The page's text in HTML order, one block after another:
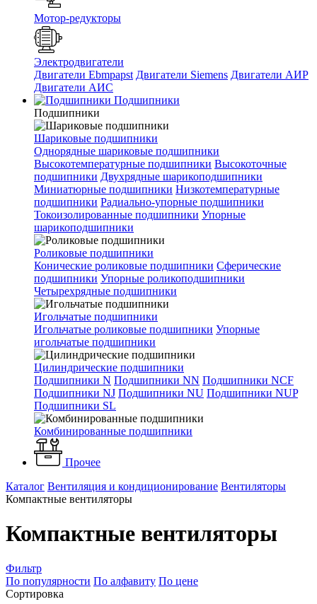
Мотор-редукторы
Электродвигатели
Двигатели Ebmpapst Двигатели Siemens Двигатели АИР
Двигатели АИС
Подшипники
Подшипники
Шариковые подшипники
Однорядные шариковые подшипники
Высокотемпературные подшипники Высокоточные
подшипники Двухрядные шарикоподшипники
Миниатюрные подшипники Низкотемпературные
подшипники Радиально-упорные подшипники
Токоизолированные подшипники Упорные
шарикоподшипники
Роликовые подшипники
Конические роликовые подшипники Сферические
подшипники Упорные роликоподшипники
Четырехрядные подшипники
Игольчатые подшипники
Игольчатые роликовые подшипники Упорные
игольчатые подшипники
Цилиндрические подшипники
Подшипники N Подшипники NN Подшипники NCF
Подшипники NJ Подшипники NU Подшипники NUP
Подшипники SL
Комбинированные подшипники
Прочее
Каталог Вентиляция и кондиционирование Вентиляторы
Компактные вентиляторы
Компактные вентиляторы
Фильтр
По популярности По алфавиту По цене
Сортировка